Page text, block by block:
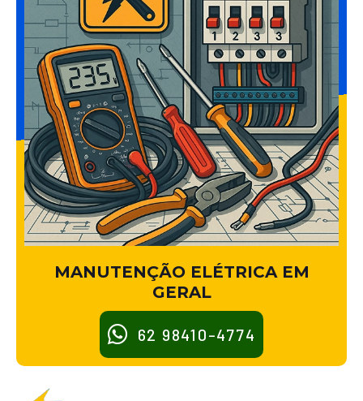
MANUTENÇÃO ELÉTRICA EM
GERAL
62 98410-4774